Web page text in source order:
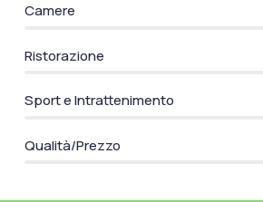
Camere
Ristorazione
Sport e Intrattenimento
Qualità/Prezzo